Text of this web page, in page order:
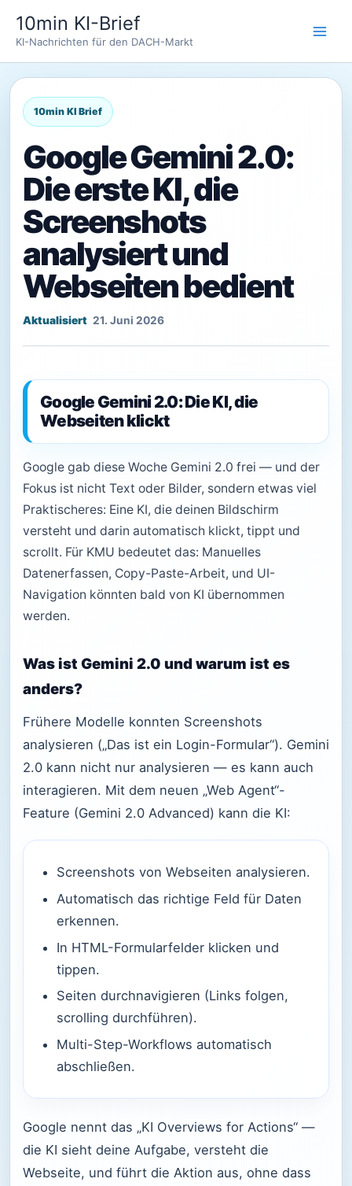
Inhalt
springen
10min KI-Brief
KI-Nachrichten für den DACH-Markt
Google Gemini 2.0:
Die erste KI, die
Screenshots
analysiert und
Webseiten bedient
21. Juni 2026
Google Gemini 2.0: Die KI, die
Webseiten klickt
Google gab diese Woche Gemini 2.0 frei — und der
Fokus ist nicht Text oder Bilder, sondern etwas viel
Praktischeres: Eine KI, die deinen Bildschirm
versteht und darin automatisch klickt, tippt und
scrollt. Für KMU bedeutet das: Manuelles
Datenerfassen, Copy-Paste-Arbeit, und UI-
Navigation könnten bald von KI übernommen
werden.
Was ist Gemini 2.0 und warum ist es
anders?
Frühere Modelle konnten Screenshots
analysieren („Das ist ein Login-Formular“). Gemini
2.0 kann nicht nur analysieren — es kann auch
interagieren. Mit dem neuen „Web Agent“-
Feature (Gemini 2.0 Advanced) kann die KI:
Screenshots von Webseiten analysieren.
Automatisch das richtige Feld für Daten
erkennen.
In HTML-Formularfelder klicken und
tippen.
Seiten durchnavigieren (Links folgen,
scrolling durchführen).
Multi-Step-Workflows automatisch
abschließen.
Google nennt das „KI Overviews for Actions“ —
die KI sieht deine Aufgabe, versteht die
Webseite, und führt die Aktion aus, ohne dass